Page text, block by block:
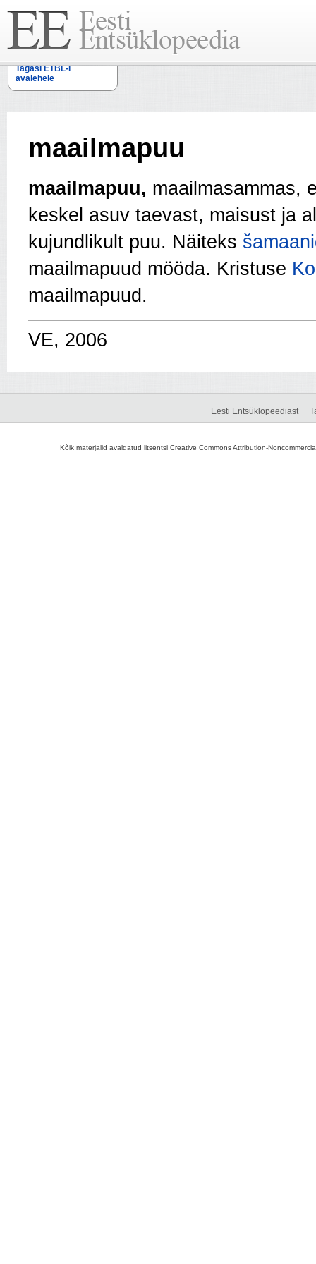
Tagasi ETBL-i
avalehele
maailmapuu
maailmapuu, maailmasammas,
keskel asuv taevast, maisust ja
kujundlikult puu. Näiteks
maailmapuud mööda. Kristuse
maailmapuud.
VE, 2006
Eesti Entsüklopeediast
Kõik materjalid avaldatud litsentsi Creative Commons Attribution-